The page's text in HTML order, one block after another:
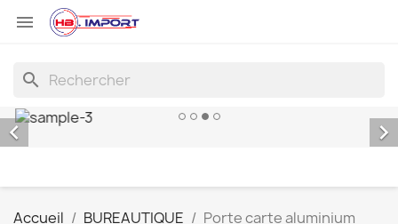

search
 
Accueil BUREAUTIQUE Porte carte aluminium